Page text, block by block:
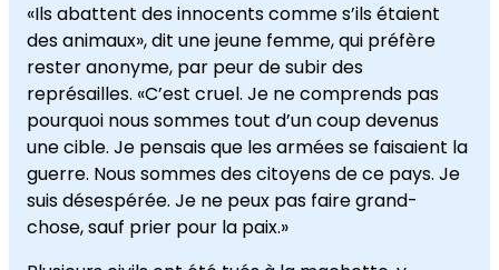
«Ils abattent des innocents comme s’ils étaient
des animaux», dit une jeune femme, qui préfère
rester anonyme, par peur de subir des
représailles. «C’est cruel. Je ne comprends pas
pourquoi nous sommes tout d’un coup devenus
une cible. Je pensais que les armées se faisaient la
guerre. Nous sommes des citoyens de ce pays. Je
suis désespérée. Je ne peux pas faire grand-
chose, sauf prier pour la paix.»